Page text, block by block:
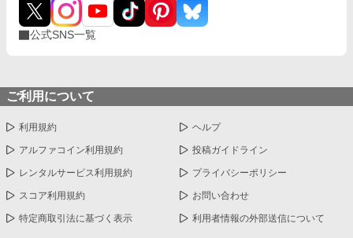
公式SNS一覧
ご利用について
利用規約 ヘルプ
アルファコイン利用規約 投稿ガイドライン
レンタルサービス利用規約 プライバシーポリシー
スコア利用規約 お問い合わせ
特定商取引法に基づく表示 利用者情報の外部送信について